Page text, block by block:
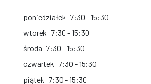
poniedziałek 7:30 - 15:30
wtorek 7:30 - 15:30
środa 7:30 - 15:30
czwartek 7:30 - 15:30
piątek 7:30 - 15:30